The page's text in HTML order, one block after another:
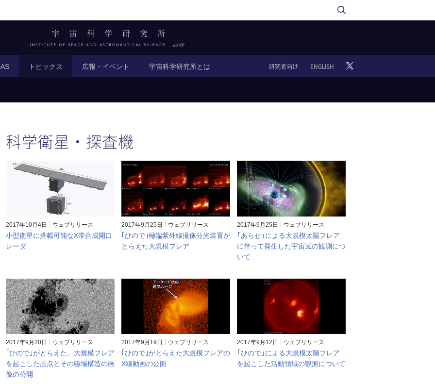
トピックス 広報・イベント 宇宙科学研究所とは 研究者向け ENGLISH
科学衛星・探査機
2017年10月4日 ウェブリリース
小型衛星に搭載可能なX帯合成開口
レーダ
2017年9月25日 ウェブリリース
｢ひので｣極端紫外線撮像分光装置が
とらえた大規模フレア
2017年9月25日 ウェブリリース
「あらせ」による大規模太陽フレア
に伴って発生した宇宙嵐の観測につ
いて
2017年9月20日 ウェブリリース
｢ひので｣がとらえた、大規模フレア
を起こした黒点とその磁場構造の画
像の公開
2017年9月19日 ウェブリリース
｢ひので｣がとらえた大規模フレアの
X線動画の公開
2017年9月12日 ウェブリリース
「ひので」による大規模太陽フレア
を起こした活動領域の観測について